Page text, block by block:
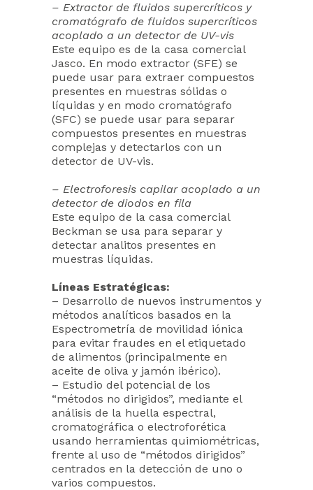
– Extractor de fluidos supercríticos y
cromatógrafo de fluidos supercríticos
acoplado a un detector de UV-vis
Este equipo es de la casa comercial
Jasco. En modo extractor (SFE) se
puede usar para extraer compuestos
presentes en muestras sólidas o
líquidas y en modo cromatógrafo
(SFC) se puede usar para separar
compuestos presentes en muestras
complejas y detectarlos con un
detector de UV-vis.
– Electroforesis capilar acoplado a un
detector de diodos en fila
Este equipo de la casa comercial
Beckman se usa para separar y
detectar analitos presentes en
muestras líquidas.
Líneas Estratégicas:
– Desarrollo de nuevos instrumentos y
métodos analíticos basados en la
Espectrometría de movilidad iónica
para evitar fraudes en el etiquetado
de alimentos (principalmente en
aceite de oliva y jamón ibérico).
– Estudio del potencial de los
“métodos no dirigidos”, mediante el
análisis de la huella espectral,
cromatográfica o electroforética
usando herramientas quimiométricas,
frente al uso de “métodos dirigidos”
centrados en la detección de uno o
varios compuestos.